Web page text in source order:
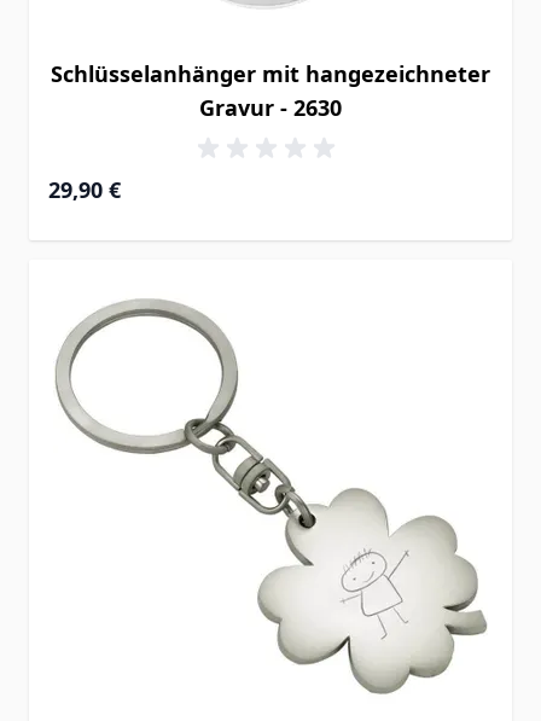
Schlüsselanhänger mit hangezeichneter
Gravur - 2630
29,90 €